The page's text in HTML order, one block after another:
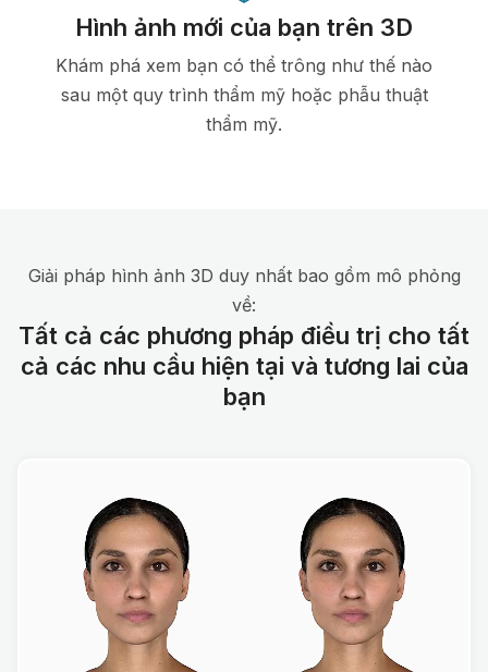
Hình ảnh mới của bạn trên 3D
Khám phá xem bạn có thể trông như thế nào
sau một quy trình thẩm mỹ hoặc phẫu thuật
thẩm mỹ.
Giải pháp hình ảnh 3D duy nhất bao gồm mô phỏng
về:
Tất cả các phương pháp điều trị cho tất
cả các nhu cầu hiện tại và tương lai của
bạn